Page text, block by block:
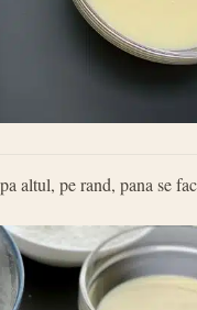
altul, pe rand, pana se